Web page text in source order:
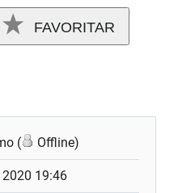
FAVORITAR
( Offline)
19:46